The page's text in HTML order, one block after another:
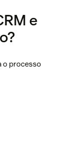
e
o processo